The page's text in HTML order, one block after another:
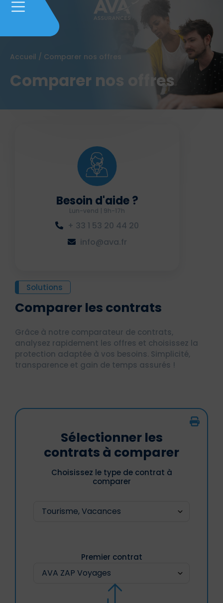
Accueil / Comparer nos offres
Comparer nos offres
Solutions
Comparer les contrats
Grâce à notre comparateur de contrats,
analysez rapidement les offres et choisissez la
protection adaptée à vos besoins. Simplicité,
transparence et gain de temps assurés !
Besoin d'aide ?
Lun-vend | 9h-17h
+ 33 1 53 20 44 20
info@ava.fr
Sélectionner les
contrats à comparer
Choisissez le type de contrat à
comparer
Premier contrat